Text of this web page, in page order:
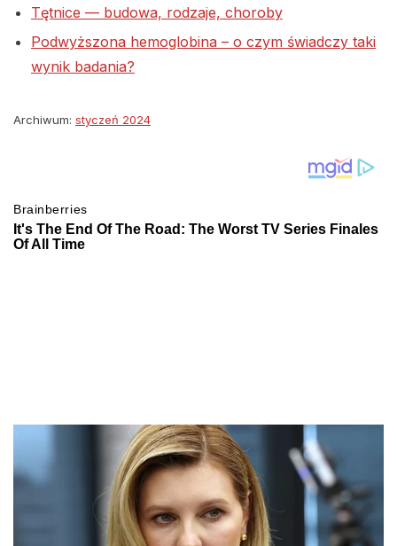
Tętnice — budowa, rodzaje, choroby
Podwyższona hemoglobina – o czym świadczy taki
wynik badania?
Archiwum: styczeń 2024